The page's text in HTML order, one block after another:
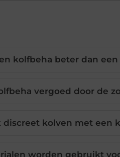
kolfbeha beter dan
vergoed door de
discreet kolven met een
worden gebruikt